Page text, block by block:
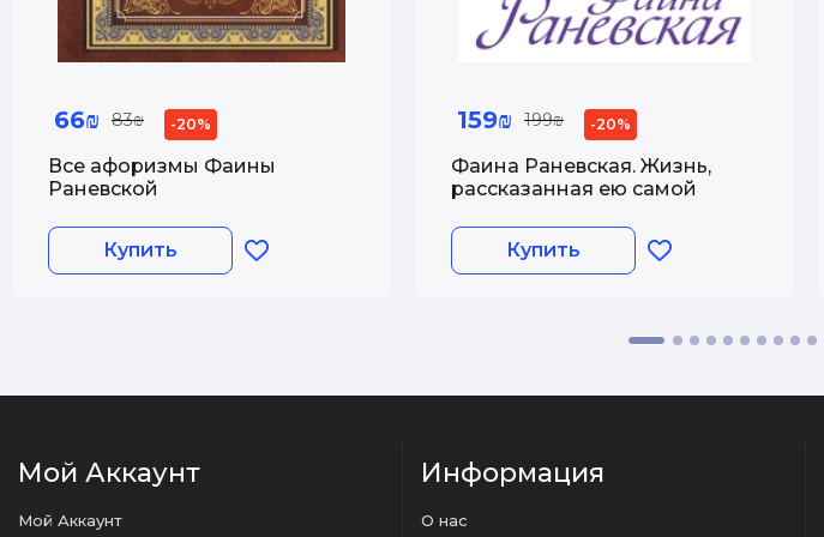
66₪ 83₪ -20%
Все афоризмы Фаины
Раневской
Купить
159₪ 199₪ -20%
Фаина Раневская. Жизнь,
рассказанная ею самой
Купить
Мой Аккаунт
Мой Аккаунт
Информация
О нас